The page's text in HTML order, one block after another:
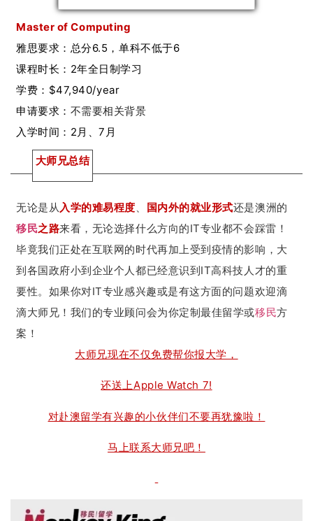
Master of Computing
雅思要求：总分6.5，单科不低于6
课程时长：2年全日制学习
学费：$47,940/year
申请要求： 不需要相关背景
入学时间：2月、7月
大师兄总结
无论是从入学的难易程度、 国内外的就业形式还是澳洲的
移民之路来看 ，无论选择什么方向的IT专业都不会踩雷！
毕竟我们正处在互联网的时代再加上受到疫情的影响，大
到各国政府小到企业个人都已经意识到IT高科技人才的重
要性。如果你对IT专业感兴趣或是有这方面的问题欢迎滴
滴大师兄！我们的专业顾问会为你定制最佳留学或移民方
案！
大师兄现在不仅免费帮你报大学，
还送上Apple Watch 7!
对赴澳留学有兴趣的小伙伴们不要再犹豫啦！
马上联系大师兄吧！